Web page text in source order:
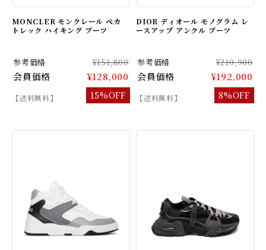
MONCLER モンクレール ペカ
トレック ハイキング ブーツ
参考価格 ¥151,800
会員価格 ¥128,000
【送料無料】 15%OFF
DIOR ディオール モノグラム レ
ースアップ アンクル ブーツ
参考価格 ¥210,900
会員価格 ¥192,000
【送料無料】 8%OFF